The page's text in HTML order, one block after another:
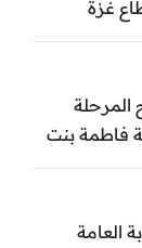
غزة
المرحلة
فاطمة بنت
في
العامة